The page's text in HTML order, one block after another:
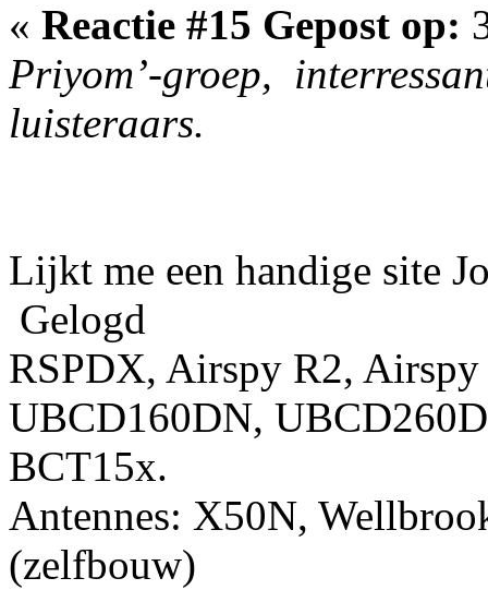
« Reactie #15 Gepost op:
Priyom’-groep,
luisteraars.
Lijkt me een handige site
Gelogd
RSPDX, Airspy R2,
UBCD160DN,
BCT15x.
Antennes: X50N,
(zelfbouw)